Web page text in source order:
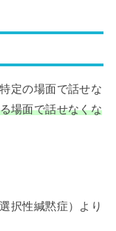
定の場面で話せな
場面で話せなくな
択性緘黙症）より